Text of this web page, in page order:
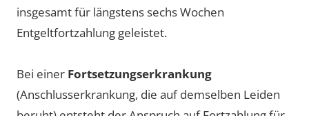
insgesamt für längstens sechs Wochen
Entgeltfortzahlung geleistet.
Bei einer Fortsetzungserkrankung
(Anschlusserkrankung, die auf demselben Leiden